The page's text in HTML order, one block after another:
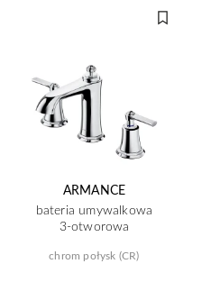
ARMANCE
bateria umywalkowa
3-otworowa
chrom połysk (CR)